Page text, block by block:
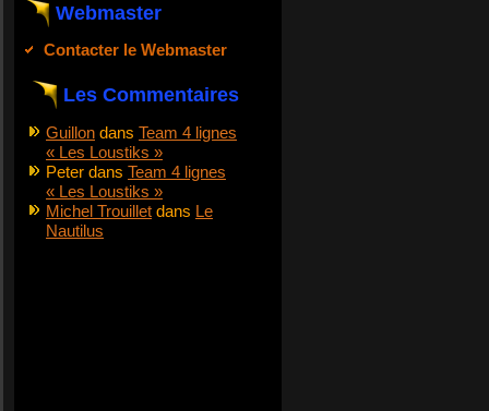
Webmaster
Contacter le Webmaster
Les Commentaires
Guillon dans Team 4 lignes
« Les Loustiks »
Peter dans Team 4 lignes
« Les Loustiks »
Michel Trouillet dans Le
Nautilus